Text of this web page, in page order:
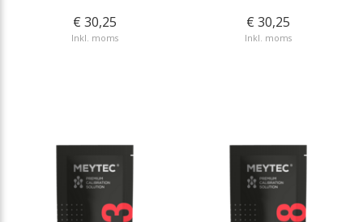
€ 30,25
Inkl. moms
€ 30,25
Inkl. moms